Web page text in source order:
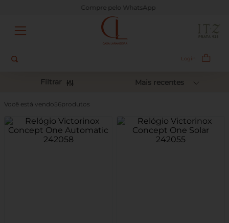
Compre pelo WhatsApp
Busque aqui Login
Filtrar Mais recentes
56